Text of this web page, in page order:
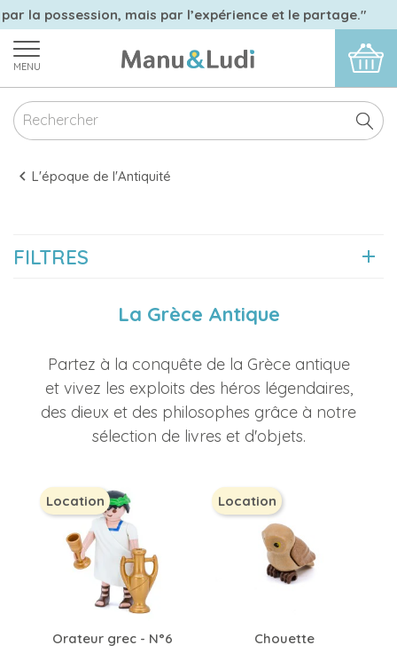
la possession, mais par l’expérience et le partage."
MENU
L'époque de l'Antiquité
FILTRES
La Grèce Antique
Partez à la conquête de la Grèce antique
et vivez les exploits des héros légendaires,
des dieux et des philosophes grâce à notre
sélection de livres et d'objets.
Orateur grec - N°6
Location
Chouette
Location